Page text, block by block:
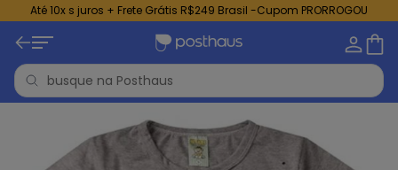
Até 10x s juros + Frete Grátis R$249 Brasil -Cupom PRORROGOU